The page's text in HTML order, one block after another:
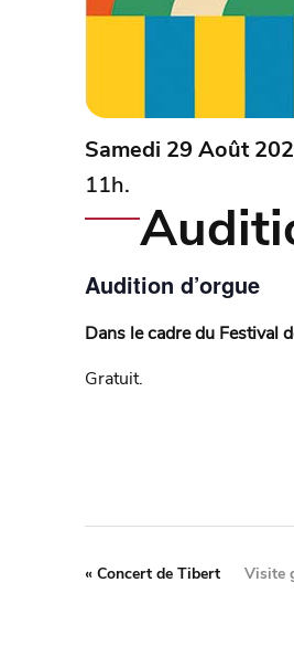
Samedi 29 Août
11h.
Audition d’orgue
Dans le cadre du Festival
Gratuit.
« Concert de Tibert Visite